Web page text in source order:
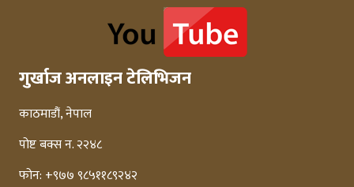
गुर्खाज अनलाइन टेलिभिजन
काठमाडौं, नेपाल
पोष्ट बक्स न. २२४८
फोन: +९७७ ९८५११८९२४२